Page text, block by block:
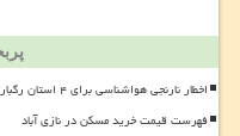
اخطار نارنجی هواشناسی برای ۴ استان رگبار شدید و سقوط سنگ فرا می رسد
فهرست قیمت خرید مسکن در نازی آباد